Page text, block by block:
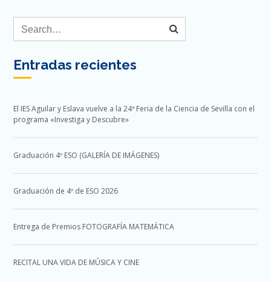
Entradas recientes
El IES Aguilar y Eslava vuelve a la 24ª Feria de la Ciencia de Sevilla con el
programa «Investiga y Descubre»
Graduación 4º ESO (GALERÍA DE IMÁGENES)
Graduación de 4º de ESO 2026
Entrega de Premios FOTOGRAFÍA MATEMÁTICA
RECITAL UNA VIDA DE MÚSICA Y CINE